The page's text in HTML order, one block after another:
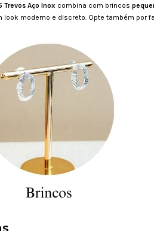
Trevos Aço Inox combina com brincos
look moderno e discreto. Opte também por